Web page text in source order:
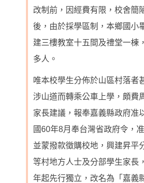
改制前，因經費有限，校舍簡
後，由於採學區制，本鄉國小
建三樓教室十五間及禮堂一棟
多人。
唯本校學生分佈於山區村落者
涉山道而轉乘公車上學，頗費
家長建議，報奉嘉義縣政府准
國60年8月奉台灣省政府令，
並蒙撥款徵購校地，興建昇平
等村地方人士及分部學生家長
年起先行獨立，改名為「嘉義